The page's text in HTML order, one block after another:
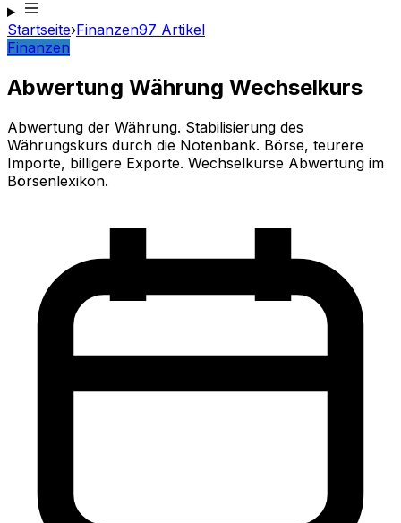
Startseite›Finanzen97 Artikel
Finanzen
Abwertung Währung Wechselkurs
Abwertung der Währung. Stabilisierung des
Währungskurs durch die Notenbank. Börse, teurere
Importe, billigere Exporte. Wechselkurse Abwertung im
Börsenlexikon.